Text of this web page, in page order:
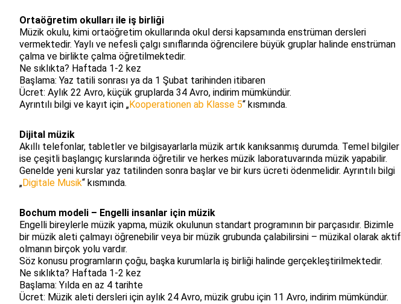
Ortaöğretim okulları ile iş birliği
Müzik okulu, kimi ortaöğretim okullarında okul dersi kapsamında enstrüman dersleri
vermektedir. Yaylı ve nefesli çalgı sınıflarında öğrencilere büyük gruplar halinde enstrüman
çalma ve birlikte çalma öğretilmektedir.
Ne sıklıkta? Haftada 1-2 kez
Başlama: Yaz tatili sonrası ya da 1 Şubat tarihinden itibaren
Ücret: Aylık 22 Avro, küçük gruplarda 34 Avro, indirim mümkündür.
Ayrıntılı bilgi ve kayıt için „Kooperationen ab Klasse 5“ kısmında.
Dijital müzik
Akıllı telefonlar, tabletler ve bilgisayarlarla müzik artık kanıksanmış durumda. Temel bilgiler
ise çeşitli başlangıç kurslarında öğretilir ve herkes müzik laboratuvarında müzik yapabilir.
Genelde yeni kurslar yaz tatilinden sonra başlar ve bir kurs ücreti ödenmelidir. Ayrıntılı bilgi
„Digitale Musik“ kısmında.
Bochum modeli – Engelli insanlar için müzik
Engelli bireylerle müzik yapma, müzik okulunun standart programının bir parçasıdır. Bizimle
bir müzik aleti çalmayı öğrenebilir veya bir müzik grubunda çalabilirsini – müzikal olarak aktif
olmanın birçok yolu vardır.
Söz konusu programların çoğu, başka kurumlarla iş birliği halinde gerçekleştirilmektedir.
Ne sıklıkta? Haftada 1-2 kez
Başlama: Yılda en az 4 tarihte
Ücret: Müzik aleti dersleri için aylık 24 Avro, müzik grubu için 11 Avro, indirim mümkündür.